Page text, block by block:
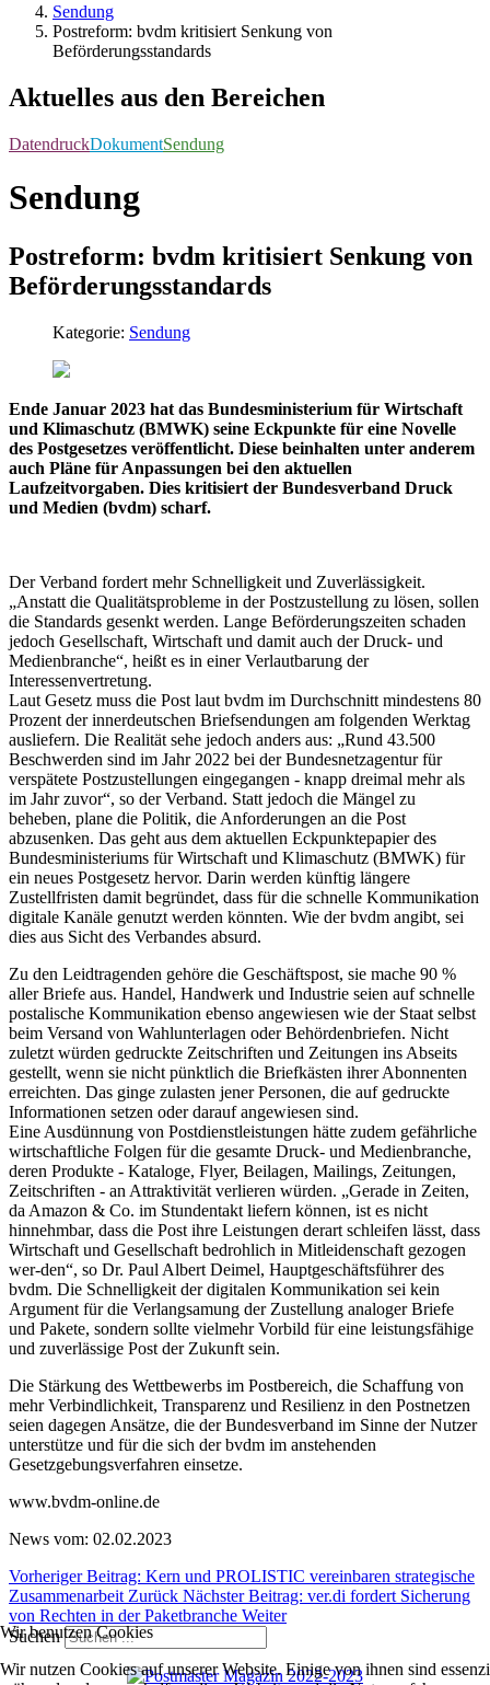
Sendung
Postreform: bvdm kritisiert Senkung von
Beförderungsstandards
Aktuelles aus den Bereichen
DatendruckDokumentSendung
Sendung
Postreform: bvdm kritisiert Senkung von
Beförderungsstandards
Kategorie: Sendung
Ende Januar 2023 hat das Bundesministerium für Wirtschaft
und Klimaschutz (BMWK) seine Eckpunkte für eine Novelle
des Postgesetzes veröffentlicht. Diese beinhalten unter anderem
auch Pläne für Anpassungen bei den aktuellen
Laufzeitvorgaben. Dies kritisiert der Bundesverband Druck
und Medien (bvdm) scharf.
Der Verband fordert mehr Schnelligkeit und Zuverlässigkeit.
„Anstatt die Qualitätsprobleme in der Postzustellung zu lösen, sollen
die Standards gesenkt werden. Lange Beförderungszeiten schaden
jedoch Gesellschaft, Wirtschaft und damit auch der Druck- und
Medienbranche“, heißt es in einer Verlautbarung der
Interessenvertretung.
Laut Gesetz muss die Post laut bvdm im Durchschnitt mindestens 80
Prozent der innerdeutschen Briefsendungen am folgenden Werktag
ausliefern. Die Realität sehe jedoch anders aus: „Rund 43.500
Beschwerden sind im Jahr 2022 bei der Bundesnetzagentur für
verspätete Postzustellungen eingegangen - knapp dreimal mehr als
im Jahr zuvor“, so der Verband. Statt jedoch die Mängel zu
beheben, plane die Politik, die Anforderungen an die Post
abzusenken. Das geht aus dem aktuellen Eckpunktepapier des
Bundesministeriums für Wirtschaft und Klimaschutz (BMWK) für
ein neues Postgesetz hervor. Darin werden künftig längere
Zustellfristen damit begründet, dass für die schnelle Kommunikation
digitale Kanäle genutzt werden könnten. Wie der bvdm angibt, sei
dies aus Sicht des Verbandes absurd.
Zu den Leidtragenden gehöre die Geschäftspost, sie mache 90 %
aller Briefe aus. Handel, Handwerk und Industrie seien auf schnelle
postalische Kommunikation ebenso angewiesen wie der Staat selbst
beim Versand von Wahlunterlagen oder Behördenbriefen. Nicht
zuletzt würden gedruckte Zeitschriften und Zeitungen ins Abseits
gestellt, wenn sie nicht pünktlich die Briefkästen ihrer Abonnenten
erreichten. Das ginge zulasten jener Personen, die auf gedruckte
Informationen setzen oder darauf angewiesen sind.
Eine Ausdünnung von Postdienstleistungen hätte zudem gefährliche
wirtschaftliche Folgen für die gesamte Druck- und Medienbranche,
deren Produkte - Kataloge, Flyer, Beilagen, Mailings, Zeitungen,
Zeitschriften - an Attraktivität verlieren würden. „Gerade in Zeiten,
da Amazon & Co. im Stundentakt liefern können, ist es nicht
hinnehmbar, dass die Post ihre Leistungen derart schleifen lässt, dass
Wirtschaft und Gesellschaft bedrohlich in Mitleidenschaft gezogen
wer-den“, so Dr. Paul Albert Deimel, Hauptgeschäftsführer des
bvdm. Die Schnelligkeit der digitalen Kommunikation sei kein
Argument für die Verlangsamung der Zustellung analoger Briefe
und Pakete, sondern sollte vielmehr Vorbild für eine leistungsfähige
und zuverlässige Post der Zukunft sein.
Die Stärkung des Wettbewerbs im Postbereich, die Schaffung von
mehr Verbindlichkeit, Transparenz und Resilienz in den Postnetzen
seien dagegen Ansätze, die der Bundesverband im Sinne der Nutzer
unterstütze und für die sich der bvdm im anstehenden
Gesetzgebungsverfahren einsetze.
www.bvdm-online.de
News vom: 02.02.2023
Vorheriger Beitrag: Kern und PROLISTIC vereinbaren strategische
Zusammenarbeit Zurück Nächster Beitrag: ver.di fordert Sicherung
von Rechten in der Paketbranche Weiter
Suchen
Wir benutzen Cookies
Wir nutzen Cookies auf unserer Website. Einige von ihnen sind